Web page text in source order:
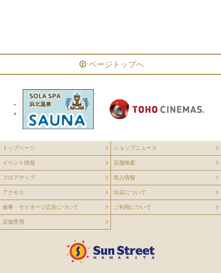
ページトップへ
--
>
トップページ ショップニュース
イベント情報 店舗検索
フロアマップ 求人情報
アクセス 出店について
催事・サイネージ広告について ご利用について
店舗専用